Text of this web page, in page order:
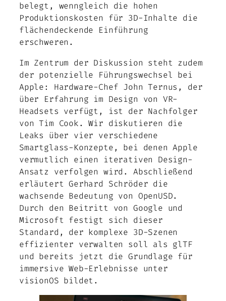
belegt, wenngleich die hohen
Produktionskosten für 3D-Inhalte die
flächendeckende Einführung
erschweren.
Im Zentrum der Diskussion steht zudem
der potenzielle Führungswechsel bei
Apple: Hardware-Chef John Ternus, der
über Erfahrung im Design von VR-
Headsets verfügt, ist der Nachfolger
von Tim Cook. Wir diskutieren die
Leaks über vier verschiedene
Smartglass-Konzepte, bei denen Apple
vermutlich einen iterativen Design-
Ansatz verfolgen wird. Abschließend
erläutert Gerhard Schröder die
wachsende Bedeutung von OpenUSD.
Durch den Beitritt von Google und
Microsoft festigt sich dieser
Standard, der komplexe 3D-Szenen
effizienter verwalten soll als glTF
und bereits jetzt die Grundlage für
immersive Web-Erlebnisse unter
visionOS bildet.